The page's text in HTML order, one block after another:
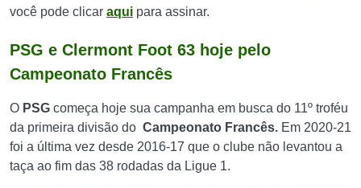
você pode clicar aqui para assinar.
PSG e Clermont Foot 63 hoje pelo
Campeonato Francês
O PSG começa hoje sua campanha em busca do 11º troféu
da primeira divisão do Campeonato Francês. Em 2020-21
foi a última vez desde 2016-17 que o clube não levantou a
taça ao fim das 38 rodadas da Ligue 1.